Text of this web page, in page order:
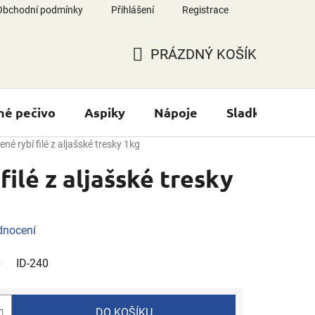
podmínky Přihlášení Registrace
KOŠÍK
PRÁZDNÝ KOŠÍK
pečivo Aspiky Nápoje Sladké
rybí filé z aljašské tresky 1kg
z aljašské tresky
ID-240